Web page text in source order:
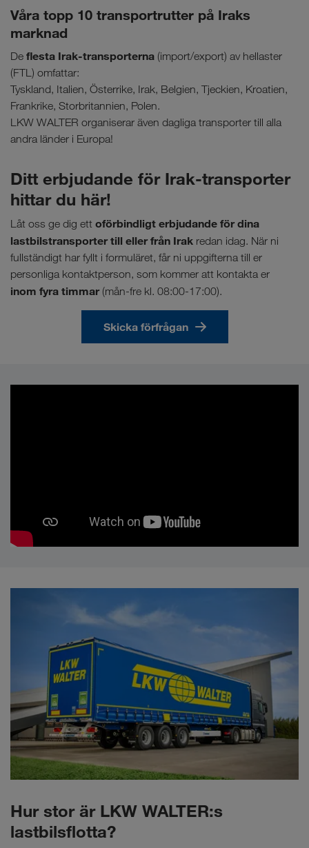
Våra topp 10 transportrutter på Iraks
marknad
De flesta Irak-transporterna (import/export) av hellaster
(FTL) omfattar:
Tyskland, Italien, Österrike, Irak, Belgien, Tjeckien, Kroatien,
Frankrike, Storbritannien, Polen.
LKW WALTER organiserar även dagliga transporter till alla
andra länder i Europa!
Ditt erbjudande för Irak-transporter
hittar du här!
Låt oss ge dig ett oförbindligt erbjudande för dina
lastbilstransporter till eller från Irak redan idag. När ni
fullständigt har fyllt i formuläret, får ni uppgifterna till er
personliga kontaktperson, som kommer att kontakta er
inom fyra timmar (mån-fre kl. 08:00-17:00).
Skicka förfrågan
Hur stor är LKW WALTER:s
lastbilsflotta?